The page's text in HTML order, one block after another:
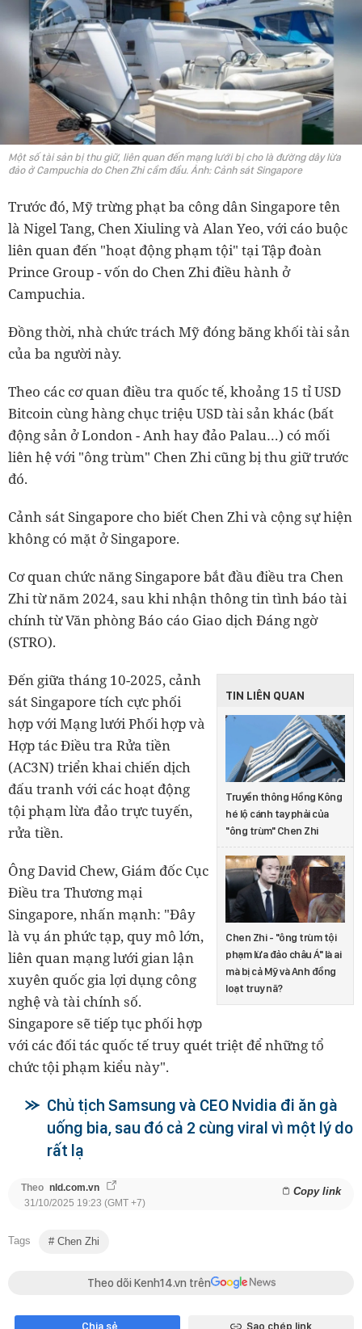
Một số tài sản bị thu giữ, liên quan đến mạng lưới bị cho là đường dây lừa
đảo ở Campuchia do Chen Zhi cầm đầu. Ảnh: Cảnh sát Singapore
Trước đó, Mỹ trừng phạt ba công dân Singapore tên
là Nigel Tang, Chen Xiuling và Alan Yeo, với cáo buộc
liên quan đến "hoạt động phạm tội" tại Tập đoàn
Prince Group - vốn do Chen Zhi điều hành ở
Campuchia.
Đồng thời, nhà chức trách Mỹ đóng băng khối tài sản
của ba người này.
Theo các cơ quan điều tra quốc tế, khoảng 15 tỉ USD
Bitcoin cùng hàng chục triệu USD tài sản khác (bất
động sản ở London - Anh hay đảo Palau…) có mối
liên hệ với "ông trùm" Chen Zhi cũng bị thu giữ trước
đó.
Cảnh sát Singapore cho biết Chen Zhi và cộng sự hiện
không có mặt ở Singapore.
Cơ quan chức năng Singapore bắt đầu điều tra Chen
Zhi từ năm 2024, sau khi nhận thông tin tình báo tài
chính từ Văn phòng Báo cáo Giao dịch Đáng ngờ
(STRO).
TIN LIÊN QUAN
Truyền thông Hồng Kông
hé lộ cánh tay phải của
"ông trùm" Chen Zhi
Chen Zhi - "ông trùm tội
phạm lừa đảo châu Á" là ai
mà bị cả Mỹ và Anh đồng
loạt truy nã?
Đến giữa tháng 10-2025, cảnh
sát Singapore tích cực phối
hợp với Mạng lưới Phối hợp và
Hợp tác Điều tra Rửa tiền
(AC3N) triển khai chiến dịch
đấu tranh với các hoạt động
tội phạm lừa đảo trực tuyến,
rửa tiền.
Ông David Chew, Giám đốc Cục
Điều tra Thương mại
Singapore, nhấn mạnh: "Đây
là vụ án phức tạp, quy mô lớn,
liên quan mạng lưới gian lận
xuyên quốc gia lợi dụng công
nghệ và tài chính số.
Singapore sẽ tiếp tục phối hợp
với các đối tác quốc tế truy quét triệt để những tổ
chức tội phạm kiểu này".
Chủ tịch Samsung và CEO Nvidia đi ăn gà
uống bia, sau đó cả 2 cùng viral vì một lý do
rất lạ
Theo nld.com.vn Copy link
31/10/2025 19:23 (GMT +7)
Tags Chen Zhi
Theo dõi Kenh14.vn trên
Chia sẻ Sao chép link